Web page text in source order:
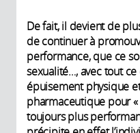
De fait, il devient de
de continuer à
performance, que ce
sexualité…, avec tout
épuisement physique
pharmaceutique pour
toujours plus